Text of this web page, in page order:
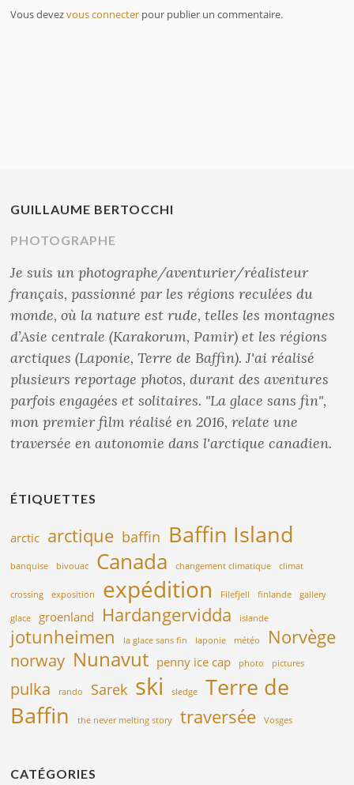
Vous devezvous connecter pour publier un commentaire.
GUILLAUME BERTOCCHI
PHOTOGRAPHE
Je suis un photographe/aventurier/réalisteur
français, passionné par les régions reculées du
monde, où la nature est rude, telles les montagnes
d’Asie centrale (Karakorum, Pamir) et les régions
arctiques (Laponie, Terre de Baffin). J'ai réalisé
plusieurs reportage photos, durant des aventures
parfois engagées et solitaires. "La glace sans fin",
mon premier film réalisé en 2016, relate une
traversée en autonomie dans l'arctique canadien.
ÉTIQUETTES
arctic arctique baffin Baffin Island
banquise bivouac Canada changement climatique climat
crossing exposition expédition Filefjell finlande gallery
glace groenland Hardangervidda islande
jotunheimen la glace sans fin laponie météo Norvège
norway Nunavut penny ice cap photo pictures
pulka rando Sarek ski sledge
Terre de
Baffin
the never melting story traversée Vosges
CATÉGORIES